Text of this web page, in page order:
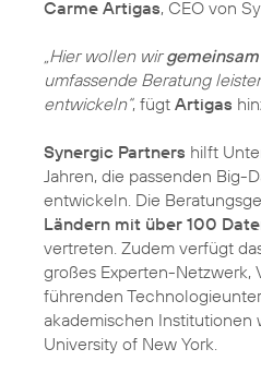
Carme Artigas, CEO von
„Hier wollen wir
umfassende Beratung
entwickeln“, fügt Artigas
Synergic Partners hilft
Jahren, die passenden Big-
entwickeln. Die
Ländern mit über 100
vertreten. Zudem verfügt
großes Experten-Netzwerk,
führenden
akademischen Institutionen
University of New York.